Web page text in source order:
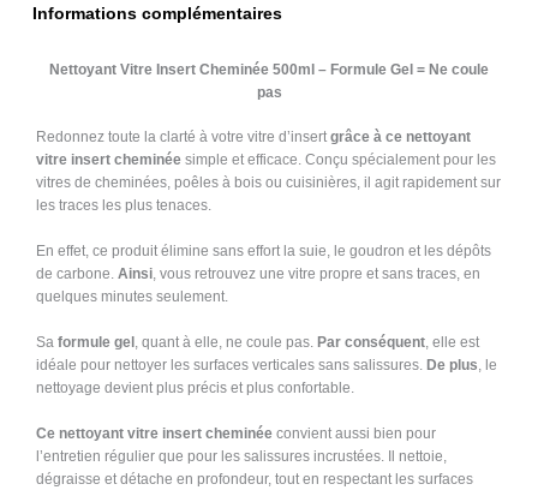
Informations complémentaires
Nettoyant Vitre Insert Cheminée 500ml – Formule Gel = Ne coule
pas
Redonnez toute la clarté à votre vitre d’insertgrâce à ce nettoyant
vitre insert cheminée simple et efficace. Conçu spécialement pour les
vitres de cheminées, poêles à bois ou cuisinières, il agit rapidement sur
les traces les plus tenaces.
En effet, ce produit élimine sans effort la suie, le goudron et les dépôts
de carbone. Ainsi, vous retrouvez une vitre propre et sans traces, en
quelques minutes seulement.
Sa formule gel , quant à elle, ne coule pas. Par conséquent, elle est
idéale pour nettoyer les surfaces verticales sans salissures. De plus, le
nettoyage devient plus précis et plus confortable.
Ce nettoyant vitre insert cheminée convient aussi bien pour
l’entretien régulier que pour les salissures incrustées. Il nettoie,
dégraisse et détache en profondeur, tout en respectant les surfaces